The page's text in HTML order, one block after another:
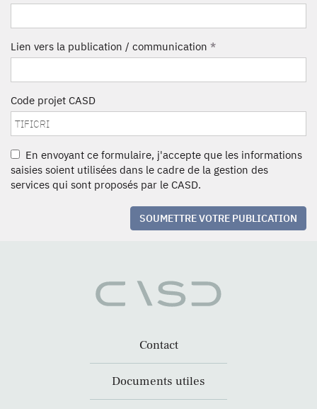
Lien vers la publication / communication *
Code projet CASD
En envoyant ce formulaire, j'accepte que les informations
saisies soient utilisées dans le cadre de la gestion des
services qui sont proposés par le CASD.
SOUMETTRE VOTRE PUBLICATION
Contact
Documents utiles